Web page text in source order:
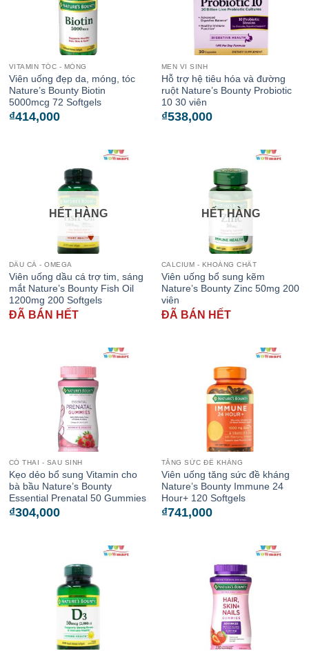
VITAMIN TÓC - MÓNG
Viên uống đẹp da, móng, tóc
Nature’s Bounty Biotin
5000mcg 72 Softgels
₫414,000
MEN VI SINH
Hỗ trợ hệ tiêu hóa và đường
ruột Nature’s Bounty Probiotic
10 30 viên
₫538,000
HẾT HÀNG
DẦU CÁ - OMEGA
Viên uống dầu cá trợ tim, sáng
mắt Nature’s Bounty Fish Oil
1200mg 200 Softgels
ĐÃ BÁN HẾT
HẾT HÀNG
CALCIUM - KHOÁNG CHẤT
Viên uống bổ sung kẽm
Nature’s Bounty Zinc 50mg 200
viên
ĐÃ BÁN HẾT
CÓ THAI - SAU SINH
Kẹo dẻo bổ sung Vitamin cho
bà bầu Nature’s Bounty
Essential Prenatal 50 Gummies
₫304,000
TĂNG SỨC ĐỀ KHÁNG
Viên uống tăng sức đề kháng
Nature’s Bounty Immune 24
Hour+ 120 Softgels
₫741,000